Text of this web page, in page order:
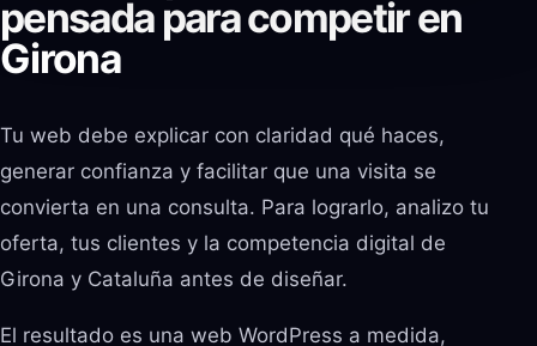
pensada para competir en
Girona
Tu web debe explicar con claridad qué haces,
generar confianza y facilitar que una visita se
convierta en una consulta. Para lograrlo, analizo tu
oferta, tus clientes y la competencia digital de
Girona y Cataluña antes de diseñar.
El resultado es una web WordPress a medida,